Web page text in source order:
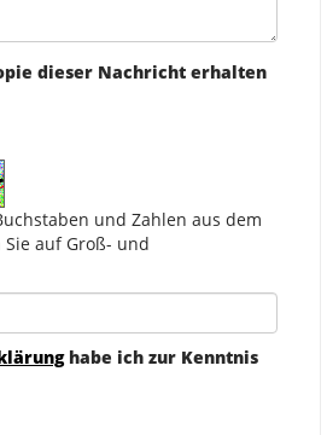
dieser Nachricht erhalten
und Zahlen aus dem
auf Groß- und
habe ich zur Kenntnis